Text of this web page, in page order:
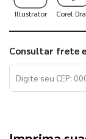
Illustrator Corel
Consultar frete